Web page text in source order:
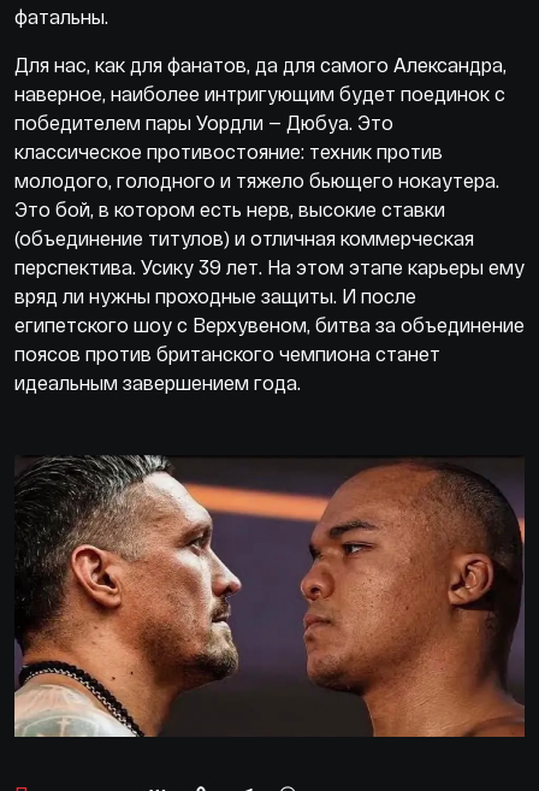
фатальны.
Для нас, как для фанатов, да для самого Александра,
наверное, наиболее интригующим будет поединок с
победителем пары Уордли — Дюбуа. Это
классическое противостояние: техник против
молодого, голодного и тяжело бьющего нокаутера.
Это бой, в котором есть нерв, высокие ставки
(объединение титулов) и отличная коммерческая
перспектива. Усику 39 лет. На этом этапе карьеры ему
вряд ли нужны проходные защиты. И после
египетского шоу с Верхувеном, битва за объединение
поясов против британского чемпиона станет
идеальным завершением года.